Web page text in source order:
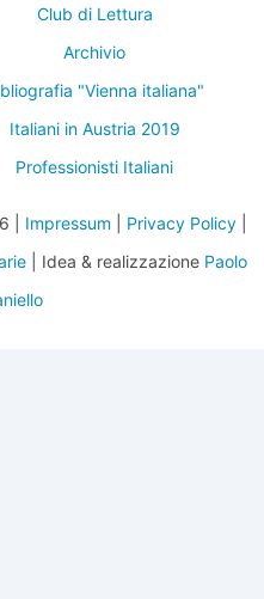
Club di Lettura
Archivio
"Vienna italiana"
Italiani in Austria 2019
Professionisti Italiani
| Impressum Privacy Policy|
| Idea & realizzazione Paolo